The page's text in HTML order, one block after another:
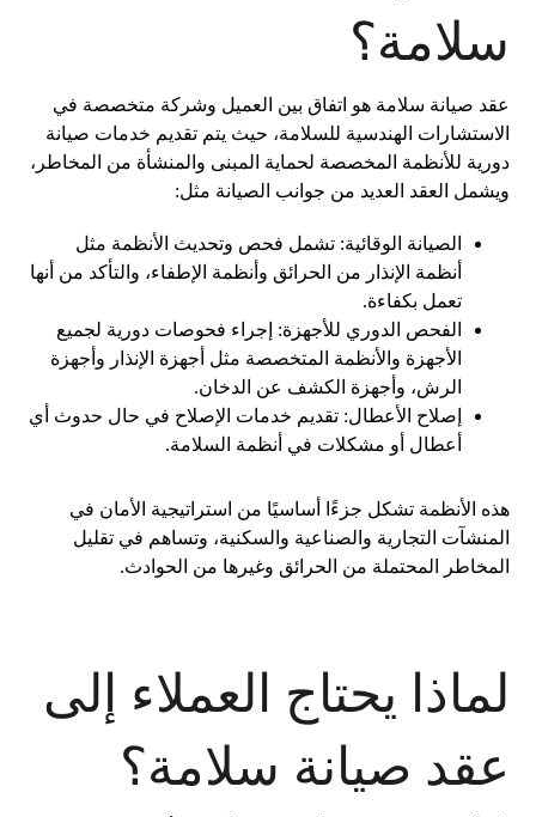
سلامة؟
عقد صيانة سلامة هو اتفاق بين العميل وشركة متخصصة في
الاستشارات الهندسية للسلامة، حيث يتم تقديم خدمات صيانة
دورية للأنظمة المخصصة لحماية المبنى والمنشأة من المخاطر،
ويشمل العقد العديد من جوانب الصيانة مثل:
الصيانة الوقائية: تشمل فحص وتحديث الأنظمة مثل
أنظمة الإنذار من الحرائق وأنظمة الإطفاء، والتأكد من أنها
تعمل بكفاءة.
الفحص الدوري للأجهزة: إجراء فحوصات دورية لجميع
الأجهزة والأنظمة المتخصصة مثل أجهزة الإنذار وأجهزة
الرش، وأجهزة الكشف عن الدخان.
إصلاح الأعطال: تقديم خدمات الإصلاح في حال حدوث أي
أعطال أو مشكلات في أنظمة السلامة.
هذه الأنظمة تشكل جزءًا أساسيًا من استراتيجية الأمان في
المنشآت التجارية والصناعية والسكنية، وتساهم في تقليل
المخاطر المحتملة من الحرائق وغيرها من الحوادث.
لماذا يحتاج العملاء إلى
عقد صيانة سلامة؟